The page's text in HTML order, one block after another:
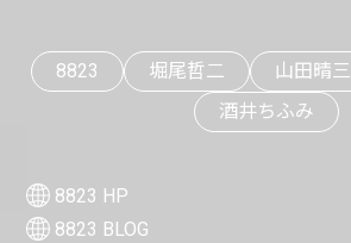
8823 堀尾哲二 山田晴三
酒井ちふみ
8823 HP
8823 BLOG